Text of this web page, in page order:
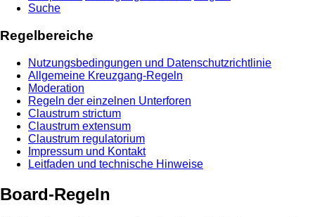
Suche
Regelbereiche
Nutzungsbedingungen und Datenschutzrichtlinie
Allgemeine Kreuzgang-Regeln
Moderation
Regeln der einzelnen Unterforen
Claustrum strictum
Claustrum extensum
Claustrum regulatorium
Impressum und Kontakt
Leitfaden und technische Hinweise
Board-Regeln